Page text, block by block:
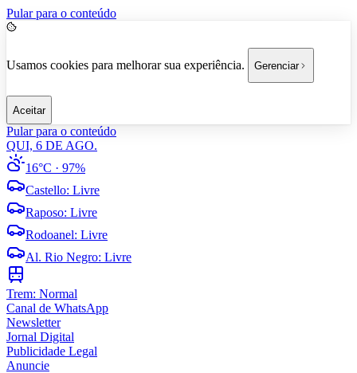
Pular para o conteúdo
Usamos cookies para melhorar sua experiência. Gerenciar
Aceitar
Pular para o conteúdo
QUI, 6 DE AGO.
16°C · 97%
Castello: Livre
Raposo: Livre
Rodoanel: Livre
Al. Rio Negro: Livre
Trem: Normal
Canal de WhatsApp
Newsletter
Jornal Digital
Publicidade Legal
Anuncie